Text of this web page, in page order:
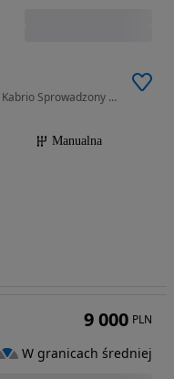
1598 cm3 • 120 KM • 1,6 Benzyna 120 KM Kabrio Sprowadzony Opłacony 132 tys. Km Stan !!!
Manualna
9 000 PLN
W granicach średniej